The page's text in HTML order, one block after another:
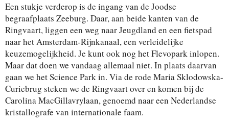
Een stukje verderop is de ingang van de Joodse
begraafplaats Zeeburg. Daar, aan beide kanten van de
Ringvaart, liggen een weg naar Jeugdland en een fietspad
naar het Amsterdam-Rijnkanaal, een verleidelijke
keuzemogelijkheid. Je kunt ook nog het Flevopark inlopen.
Maar dat doen we vandaag allemaal niet. In plaats daarvan
gaan we het Science Park in. Via de rode Maria Sklodowska-
Curiebrug steken we de Ringvaart over en komen bij de
Carolina MacGillavrylaan, genoemd naar een Nederlandse
kristallografe van internationale faam.